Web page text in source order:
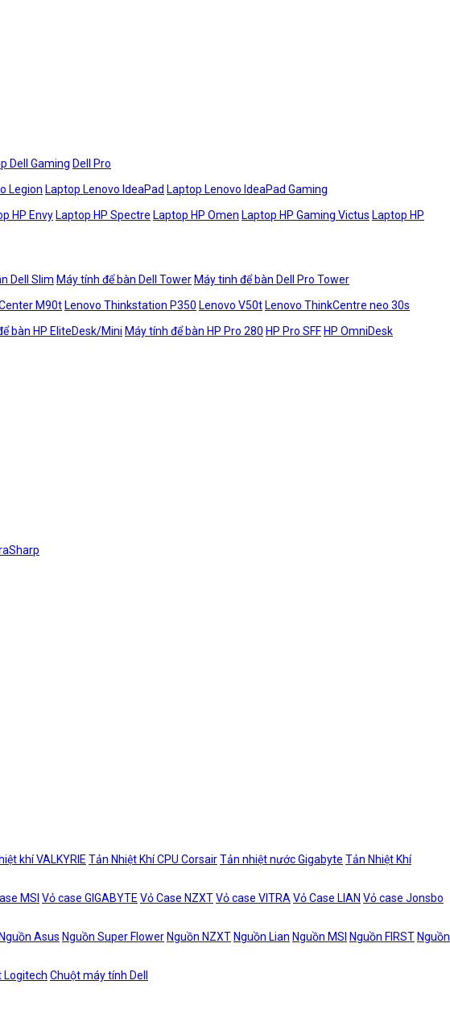
Dell Gaming Dell Pro
Legion Laptop Lenovo IdeaPad Laptop Lenovo IdeaPad Gaming
HP Envy Laptop HP Spectre Laptop HP Omen Laptop HP Gaming Victus Laptop HP
Dell Slim Máy tính để bàn Dell Tower Máy tinh để bàn Dell Pro Tower
M90t Lenovo Thinkstation P350 Lenovo V50t Lenovo ThinkCentre neo 30s
bàn HP EliteDesk/Mini Máy tính để bàn HP Pro 280 HP Pro SFF HP OmniDesk
khí VALKYRIE Tản Nhiệt Khí CPU CorsairTản nhiệt nước Gigabyte Tản Nhiệt Khí
MSI Vỏ case GIGABYTE Vỏ Case NZXTVỏ case VITRA Vỏ Case LIAN Vỏ case Jonsbo
Nguồn Asus Nguồn Super Flower Nguồn NZXT Nguồn Lian Nguồn MSI Nguồn FIRST Nguồn
Logitech Chuột máy tính Dell